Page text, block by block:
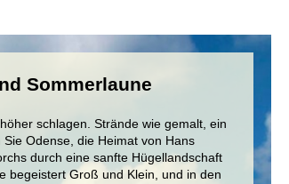
Sommerlaune
schlagen. Strände wie gemalt, ein
Odense, die Heimat von Hans
durch eine sanfte Hügellandschaft
begeistert Groß und Klein, und in den